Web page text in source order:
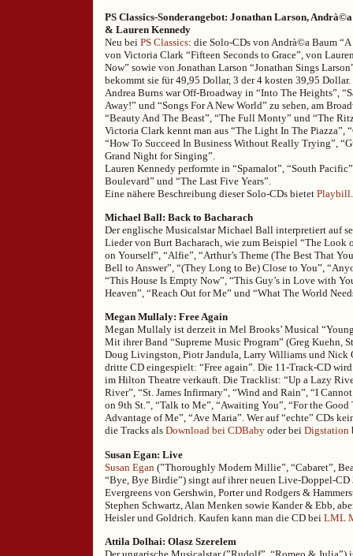
PS Classics-Sonderangebot: Jonathan Larson,
& Lauren Kennedy
Neu bei PS Classics: die Solo-CDs von Andrà©a Baum “A
von Victoria Clark “Fifteen Seconds to Grace”, von
Now” sowie von Jonathan Larson “Jonathan Sings
bekommt sie für 49,95 Dollar, 3 der 4 kosten 39,95 Dollar.
Andrea Burns war Off-Broadway in “Into The Heights”,
Away!” und “Songs For A New World” zu sehen, am
“Beauty And The Beast”, “The Full Monty” und “The
Victoria Clark kennt man aus “The Light In The Piazza”,
“How To Succeed In Business Without Really Trying”,
Grand Night for Singing”.
Lauren Kennedy performte in “Spamalot”, “South
Boulevard” und “The Last Five Years”.
Eine nähere Beschreibung dieser Solo-CDs bietet Playbill
Michael Ball: Back to Bacharach
Der englische Musicalstar Michael Ball interpretiert auf
Lieder von Burt Bacharach, wie zum Beispiel “The Look
on Yourself”, “Alfie”, “Arthur’s Theme (The Best That
Bell to Answer”, “(They Long to Be) Close to You”,
“This House Is Empty Now”, “This Guy’s in Love with
Heaven”, “Reach Out for Me” und “What The World
Megan Mullaly: Free Again
Megan Mullaly ist derzeit in Mel Brooks’ Musical
Mit ihrer Band “Supreme Music Program” (Greg Kuehn,
Doug Livingston, Piotr Jandula, Larry Williams und Nick
dritte CD eingespielt: “Free again”. Die 11-Track-CD
im Hilton Theatre verkauft. Die Tracklist: “Up a Lazy
River”, “St. James Infirmary”, “Wind and Rain”, “I
on 9th St.”, “Talk to Me”, “Awaiting You”, “For the Good
Advantage of Me”, “Ave Maria”. Wer auf “echte” CDs
die Tracks als Download bei CDBaby oder bei Digstation
Susan Egan: Live
Susan Egan (”Thoroughly Modern Millie”, “Cabaret”,
“Bye, Bye Birdie”) singt auf ihrer neuen Live-Doppel-CD
Evergreens von Gershwin, Porter und Rodgers &
Stephen Schwartz, Alan Menken sowie Kander & Ebb,
Heisler und Goldrich. Kaufen kann man die CD bei LML
Attila Dolhai: Olasz Szerelem